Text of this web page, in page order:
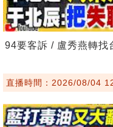
94要客訴 / 盧秀燕轉找
直播時間：2026/08/04